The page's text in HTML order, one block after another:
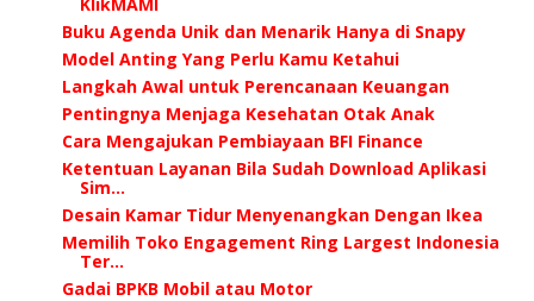
Buku Agenda Unik dan Menarik Hanya di Snapy
Model Anting Yang Perlu Kamu Ketahui
Langkah Awal untuk Perencanaan Keuangan
Pentingnya Menjaga Kesehatan Otak Anak
Cara Mengajukan Pembiayaan BFI Finance
Ketentuan Layanan Bila Sudah Download Aplikasi
Sim...
Desain Kamar Tidur Menyenangkan Dengan Ikea
Memilih Toko Engagement Ring Largest Indonesia
Ter...
Gadai BPKB Mobil atau Motor